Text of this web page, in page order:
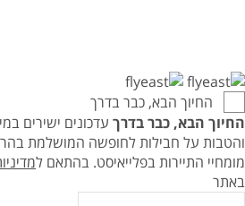
החיוך הבא, כבר בדרך
החיוך הבא, כבר בדרך עדכונים ישירים
והטבות על חבילות לחופשה המושלמת
מומחיי התיירות בפלייאיסט. בהתאם ל
באתר